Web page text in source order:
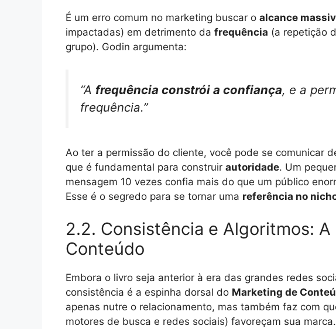
É um erro comum no marketing buscar o alcance
impactadas) em detrimento da frequência (a repetição
grupo). Godin argumenta:
“A frequência constrói a confiança, e a
frequência.”
Ao ter a permissão do cliente, você pode se comunicar
que é fundamental para construir autoridade. Um
mensagem 10 vezes confia mais do que um público
Esse é o segredo para se tornar uma referência no
2.2. Consistência e Algoritmos: A
Conteúdo
Embora o livro seja anterior à era das grandes redes
consistência é a espinha dorsal do Marketing de
apenas nutre o relacionamento, mas também faz com
motores de busca e redes sociais) favoreçam sua